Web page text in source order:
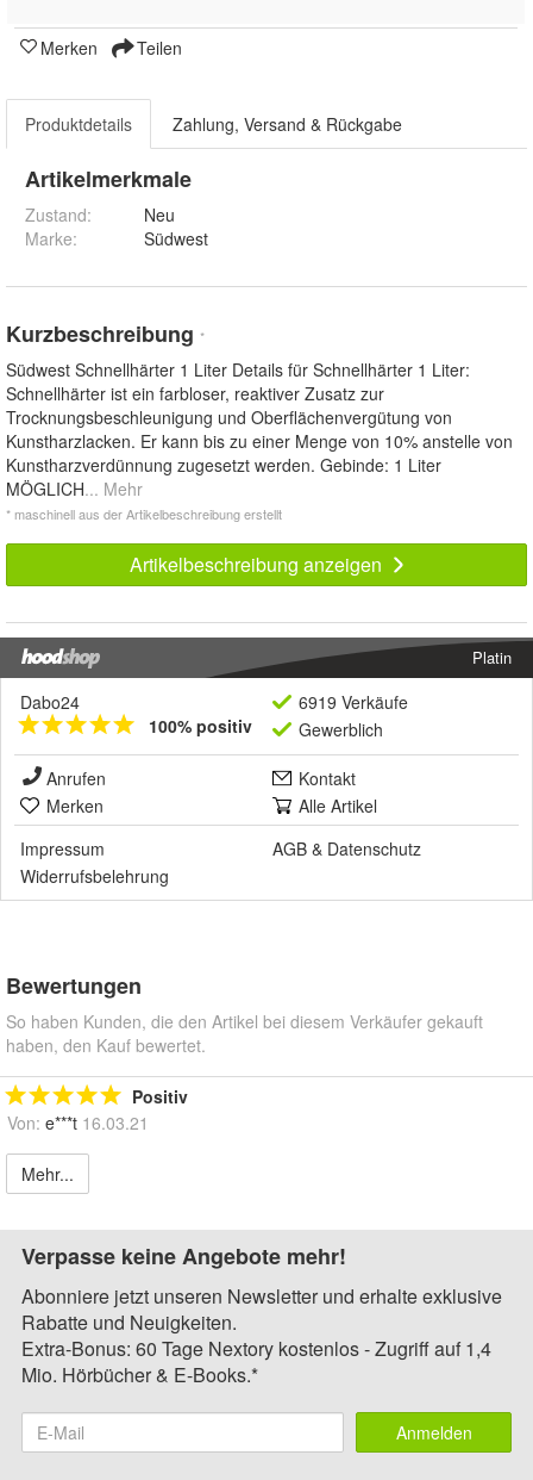
Merken Teilen
Produktdetails Zahlung, Versand & Rückgabe
Artikelmerkmale
Zustand:
Neu
Marke:
Südwest
Kurzbeschreibung *
Südwest Schnellhärter 1 Liter Details für Schnellhärter 1 Liter:
Schnellhärter ist ein farbloser, reaktiver Zusatz zur
Trocknungsbeschleunigung und Oberflächenvergütung von
Kunstharzlacken. Er kann bis zu einer Menge von 10% anstelle von
Kunstharzverdünnung zugesetzt werden. Gebinde: 1 Liter
MÖGLICH... Mehr
* maschinell aus der Artikelbeschreibung erstellt
Artikelbeschreibung anzeigen
Platin
Dabo24
100% positiv
6919 Verkäufe
Gewerblich
Anrufen
Kontakt
Merken
Alle Artikel
Impressum
AGB & Datenschutz
Widerrufsbelehrung
Bewertungen
So haben Kunden, die den Artikel bei diesem Verkäufer gekauft
haben, den Kauf bewertet.
Positiv
Von: e***t 16.03.21
Mehr...
Verpasse keine Angebote mehr!
Abonniere jetzt unseren Newsletter und erhalte exklusive
Rabatte und Neuigkeiten.
Extra-Bonus: 60 Tage Nextory kostenlos - Zugriff auf 1,4
Mio. Hörbücher & E-Books.*
Anmelden